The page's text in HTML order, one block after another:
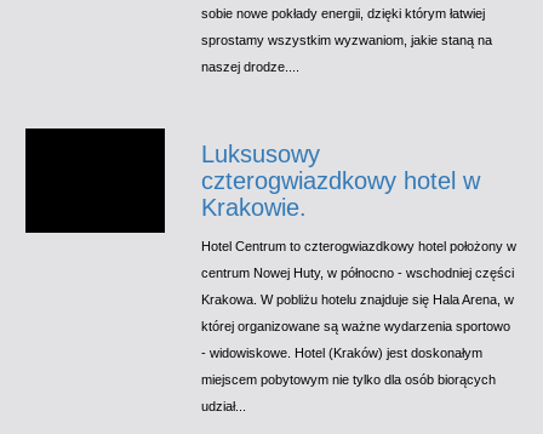
sobie nowe pokłady energii, dzięki którym łatwiej
sprostamy wszystkim wyzwaniom, jakie staną na
naszej drodze....
Luksusowy
czterogwiazdkowy hotel w
Krakowie.
Hotel Centrum to czterogwiazdkowy hotel położony w
centrum Nowej Huty, w północno - wschodniej części
Krakowa. W pobliżu hotelu znajduje się Hala Arena, w
której organizowane są ważne wydarzenia sportowo
- widowiskowe. Hotel (Kraków) jest doskonałym
miejscem pobytowym nie tylko dla osób biorących
udział...